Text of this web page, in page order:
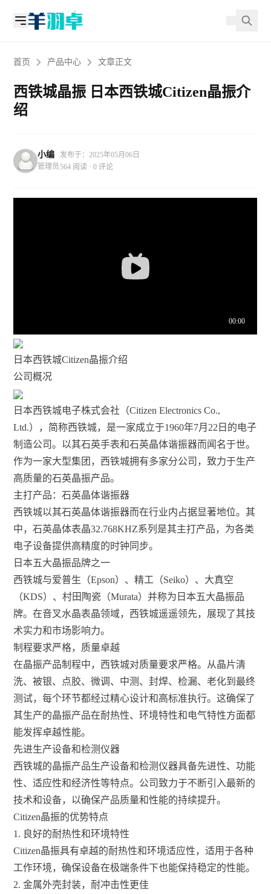
首页 产品中心 文章正文
西铁城晶振 日本西铁城Citizen晶振介
绍
小编
管理员
发布于：2025年05月06日
564 阅读 · 0 评论
日本西铁城Citizen晶振介绍
公司概况
日本西铁城电子株式会社（Citizen Electronics Co.,
Ltd.），简称西铁城，是一家成立于1960年7月22日的电子
制造公司。以其石英手表和石英晶体谐振器而闻名于世。
作为一家大型集团，西铁城拥有多家分公司，致力于生产
高质量的石英晶振产品。
主打产品：石英晶体谐振器
西铁城以其石英晶体谐振器而在行业内占据显著地位。其
中，石英晶体表晶32.768KHZ系列是其主打产品，为各类
电子设备提供高精度的时钟同步。
日本五大晶振品牌之一
西铁城与爱普生（Epson）、精工（Seiko）、大真空
（KDS）、村田陶瓷（Murata）并称为日本五大晶振品
牌。在音叉水晶表晶领域，西铁城遥遥领先，展现了其技
术实力和市场影响力。
制程要求严格，质量卓越
在晶振产品制程中，西铁城对质量要求严格。从晶片清
洗、被银、点胶、微调、中测、封焊、检漏、老化到最终
测试，每个环节都经过精心设计和高标准执行。这确保了
其生产的晶振产品在耐热性、环境特性和电气特性方面都
能发挥卓越性能。
先进生产设备和检测仪器
西铁城的晶振产品生产设备和检测仪器具备先进性、功能
性、适应性和经济性等特点。公司致力于不断引入最新的
技术和设备，以确保产品质量和性能的持续提升。
Citizen晶振的优势特点
1. 良好的耐热性和环境特性
Citizen晶振具有卓越的耐热性和环境适应性，适用于各种
工作环境，确保设备在极端条件下也能保持稳定的性能。
2. 金属外壳封装，耐冲击性更佳